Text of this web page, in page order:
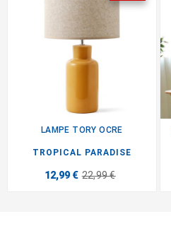
LAMPE TORY OCRE
TROPICAL PARADISE
12,99 € 22,99 €